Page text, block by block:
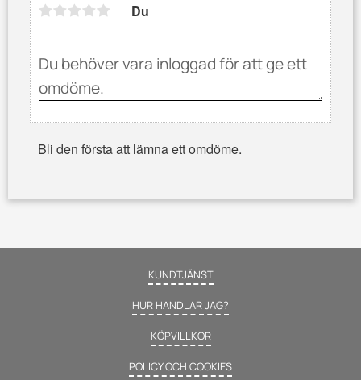
Du
Bli den första att lämna ett omdöme.
KUNDTJÄNST
HUR HANDLAR JAG?
KÖPVILLKOR
POLICY OCH COOKIES